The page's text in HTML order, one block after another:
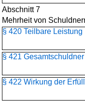
Abschnitt 7
Mehrheit von
§ 420 Teilbare Leistung
§ 421 Gesamtschuldner
§ 422 Wirkung der